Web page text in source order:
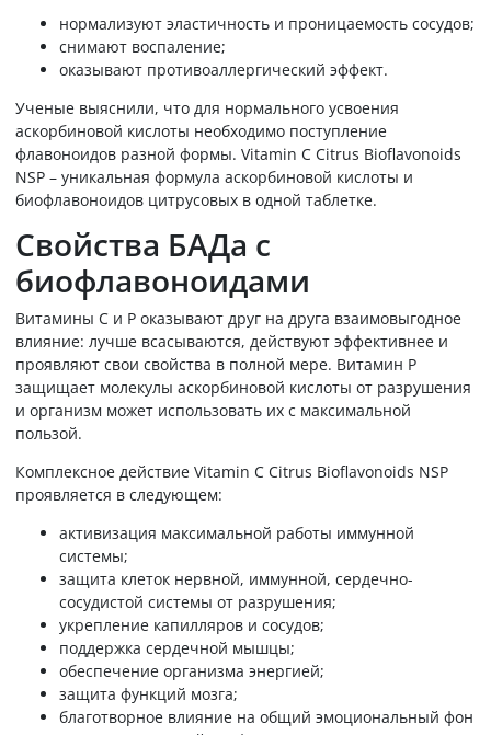
нормализуют эластичность и проницаемость сосудов;
снимают воспаление;
оказывают противоаллергический эффект.
Ученые выяснили, что для нормального усвоения
аскорбиновой кислоты необходимо поступление
флавоноидов разной формы. Vitamin C Citrus Bioflavonoids
NSP – уникальная формула аскорбиновой кислоты и
биофлавоноидов цитрусовых в одной таблетке.
Свойства БАДа с
биофлавоноидами
Витамины С и Р оказывают друг на друга взаимовыгодное
влияние: лучше всасываются, действуют эффективнее и
проявляют свои свойства в полной мере. Витамин Р
защищает молекулы аскорбиновой кислоты от разрушения
и организм может использовать их с максимальной
пользой.
Комплексное действие Vitamin C Citrus Bioflavonoids NSP
проявляется в следующем:
активизация максимальной работы иммунной
системы;
защита клеток нервной, иммунной, сердечно-
сосудистой системы от разрушения;
укрепление капилляров и сосудов;
поддержка сердечной мышцы;
обеспечение организма энергией;
защита функций мозга;
благотворное влияние на общий эмоциональный фон